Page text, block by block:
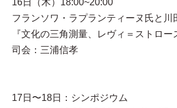
16日（木）18:00~20:00
フランソワ・ラプランティーヌ氏と川
『文化の三角測量、レヴィ＝ストロー
司会：三浦信孝
17日〜18日：シンポジウム